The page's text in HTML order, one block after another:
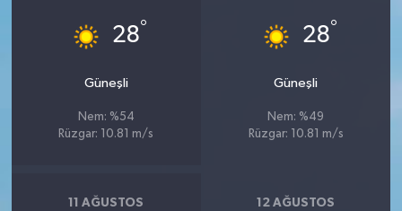
28°
Güneşli
Nem: %54
Rüzgar: 10.81 m/s
28°
Güneşli
Nem: %49
Rüzgar: 10.81 m/s
11 AĞUSTOS 12 AĞUSTOS